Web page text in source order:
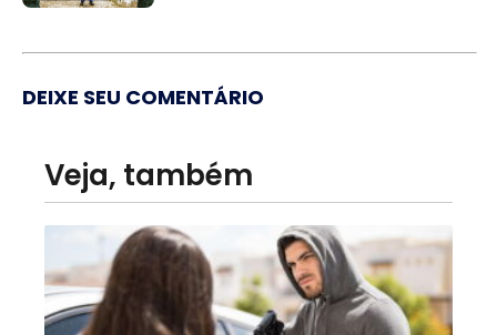
DEIXE SEU COMENTÁRIO
Veja, também